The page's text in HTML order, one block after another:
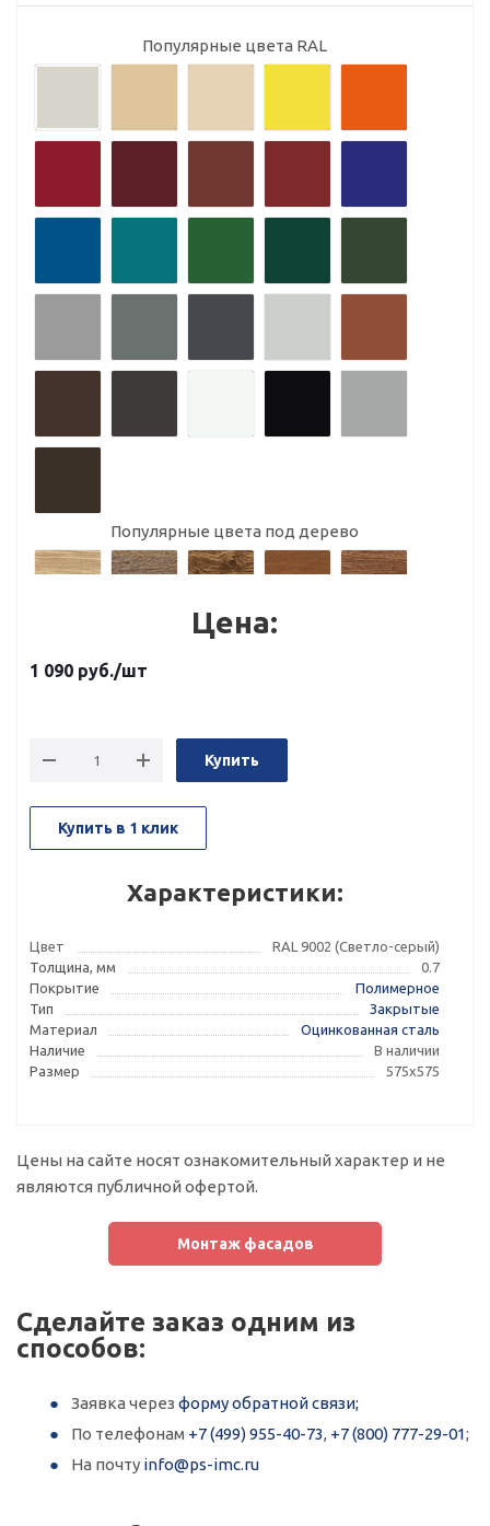
Популярные цвета RAL
Популярные цвета под дерево
Популярные цвета под камень
Цена:
1 090 руб./шт
Купить
Купить в 1 клик
Характеристики:
Цвет
RAL 9002 (Светло-серый)
Толщина, мм
0.7
Покрытие
Полимерное
Тип
Закрытые
Материал
Оцинкованная сталь
Наличие
В наличии
Размер
575х575
Цены на сайте носят ознакомительный характер и не
являются публичной офертой.
Монтаж фасадов
Сделайте заказ одним из
способов:
Заявка через форму обратной связи;
По телефонам +7 (499) 955-40-73, +7 (800) 777-29-01;
На почту info@ps-imc.ru